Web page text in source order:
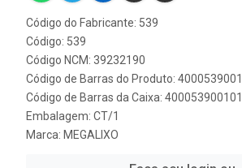
Código do Fabricante: 539
Código: 539
Código NCM: 39232190
Código de Barras do Produto:
Código de Barras da Caixa:
Embalagem: CT/1
Marca: MEGALIXO